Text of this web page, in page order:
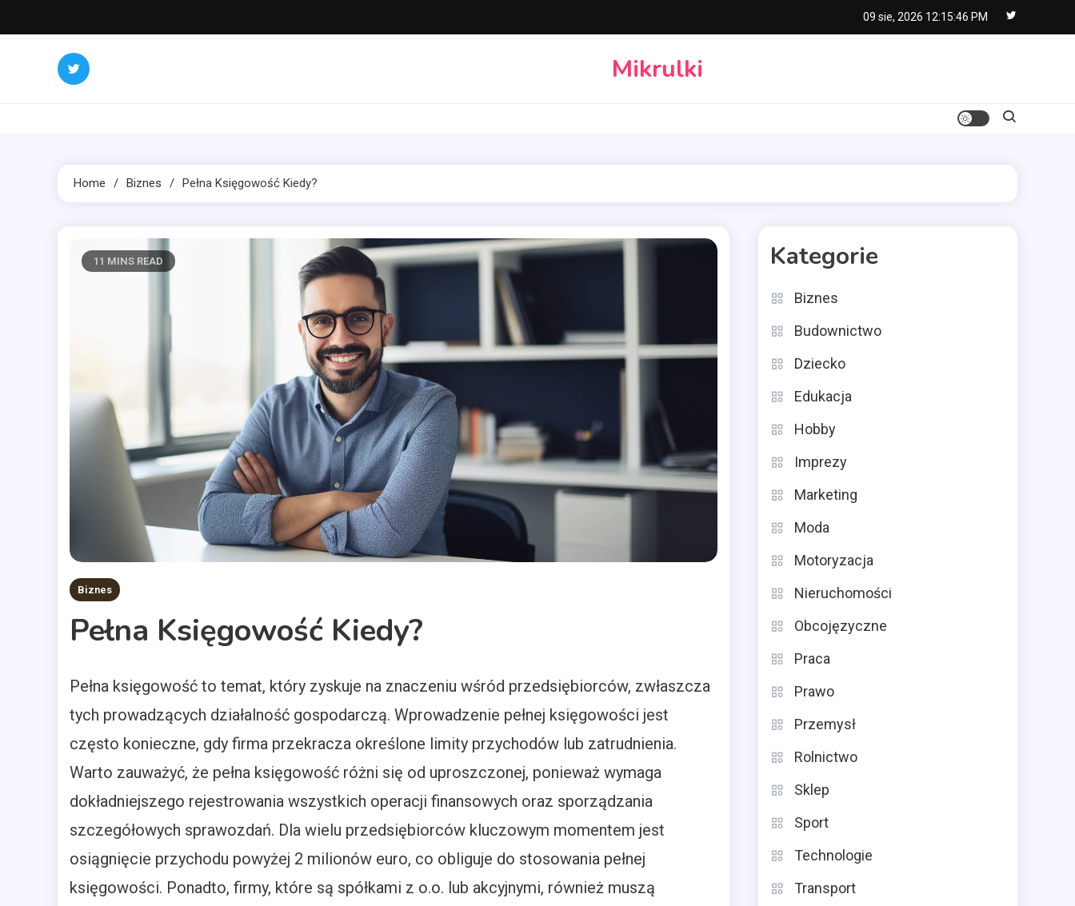
to
09 sie, 2026 12:15:47 PM
Mikrulki
Home Biznes Pełna Księgowość Kiedy?
11 MINS READ
Biznes
Pełna Księgowość Kiedy?
Pełna księgowość to temat, który zyskuje na znaczeniu wśród przedsiębiorców, zwłaszcza
tych prowadzących działalność gospodarczą. Wprowadzenie pełnej księgowości jest
często konieczne, gdy firma przekracza określone limity przychodów lub zatrudnienia.
Warto zauważyć, że pełna księgowość różni się od uproszczonej, ponieważ wymaga
dokładniejszego rejestrowania wszystkich operacji finansowych oraz sporządzania
szczegółowych sprawozdań. Dla wielu przedsiębiorców kluczowym momentem jest
osiągnięcie przychodu powyżej 2 milionów euro, co obliguje do stosowania pełnej
księgowości. Ponadto, firmy, które są spółkami z o.o. lub akcyjnymi, również muszą
Kategorie
Biznes
Budownictwo
Dziecko
Edukacja
Hobby
Imprezy
Marketing
Moda
Motoryzacja
Nieruchomości
Obcojęzyczne
Praca
Prawo
Przemysł
Rolnictwo
Sklep
Sport
Technologie
Transport